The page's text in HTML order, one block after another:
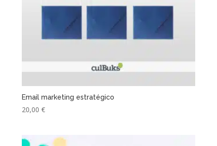
Email marketing estratégico
20,00 €